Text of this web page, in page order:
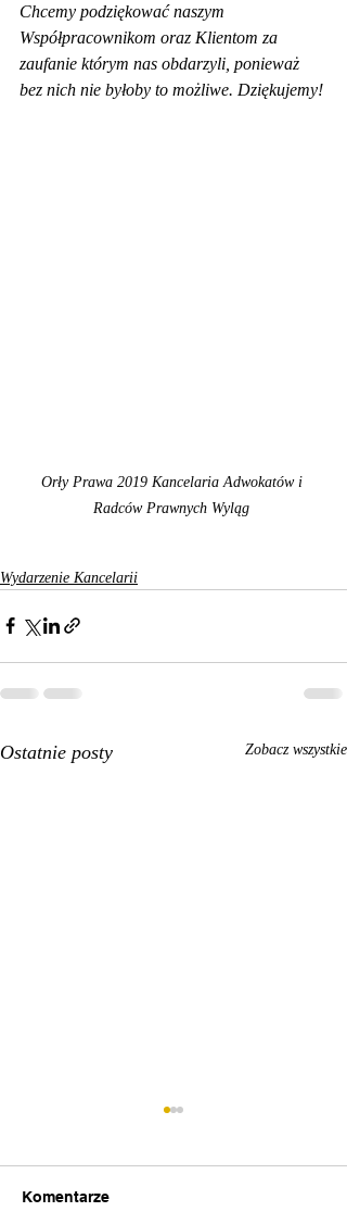
Chcemy podziękować naszym
Współpracownikom oraz Klientom za
zaufanie którym nas obdarzyli, ponieważ
bez nich nie byłoby to możliwe. Dziękujemy!
Orły Prawa 2019 Kancelaria Adwokatów i
Radców Prawnych Wyląg
Wydarzenie Kancelarii
Ostatnie posty Zobacz wszystkie
Komentarze